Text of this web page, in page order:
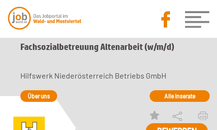
Fachsozialbetreuung Altenarbeit (w/m/d)
Hilfswerk Niederösterreich Betriebs GmbH
Über uns Alle Inserate